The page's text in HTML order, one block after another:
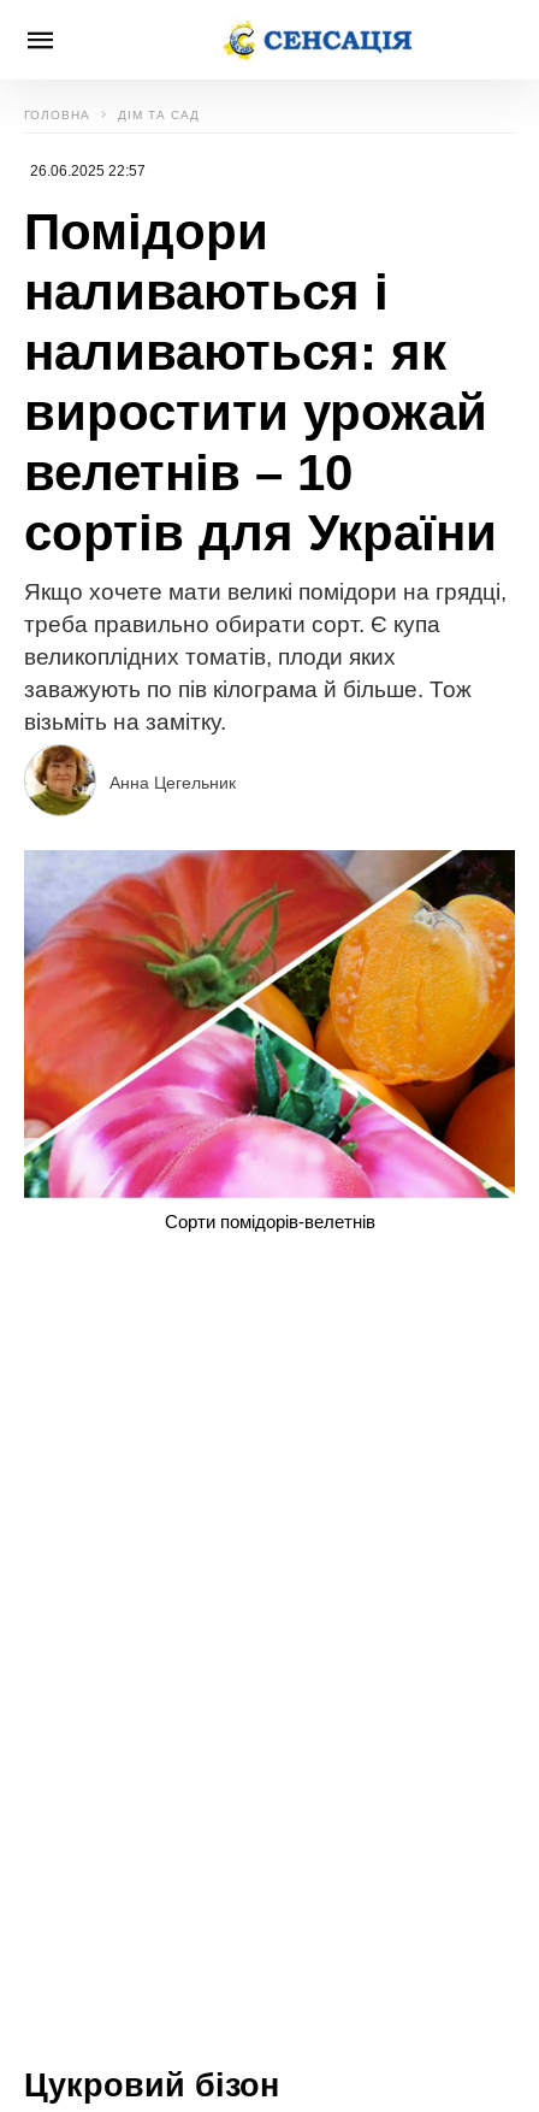
ГОЛОВНА ДІМ ТА САД
26.06.2025 22:57
Помідори
наливаються і
наливаються: як
виростити урожай
велетнів – 10
сортів для України
Якщо хочете мати великі помідори на грядці,
треба правильно обирати сорт. Є купа
великоплідних томатів, плоди яких
заважують по пів кілограма й більше. Тож
візьміть на замітку.
Анна Цегельник
Сорти помідорів-велетнів
Цукровий бізон